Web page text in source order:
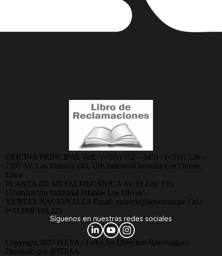
OFICINA PRINCIPAL Telf.: (+511) 552 – 3451 / (+511) 528 –
7197 Av. Los Platinos 143, Urb Industrial Infantas Los Olivos,
Lima
PLANTA DE METALMECÁNICA Av. El Zinc 195,
Urbanización Industrial Infantas Los Olivos
VENTAS NACIONALES Email: msneek@itesa.com.pe Cel.:
(+51)998 169 220
Síguenos en nuestras redes sociales
Copyright 2025 ITESA | Todos los Derechos Reservados |
Diseñado por @ITESA